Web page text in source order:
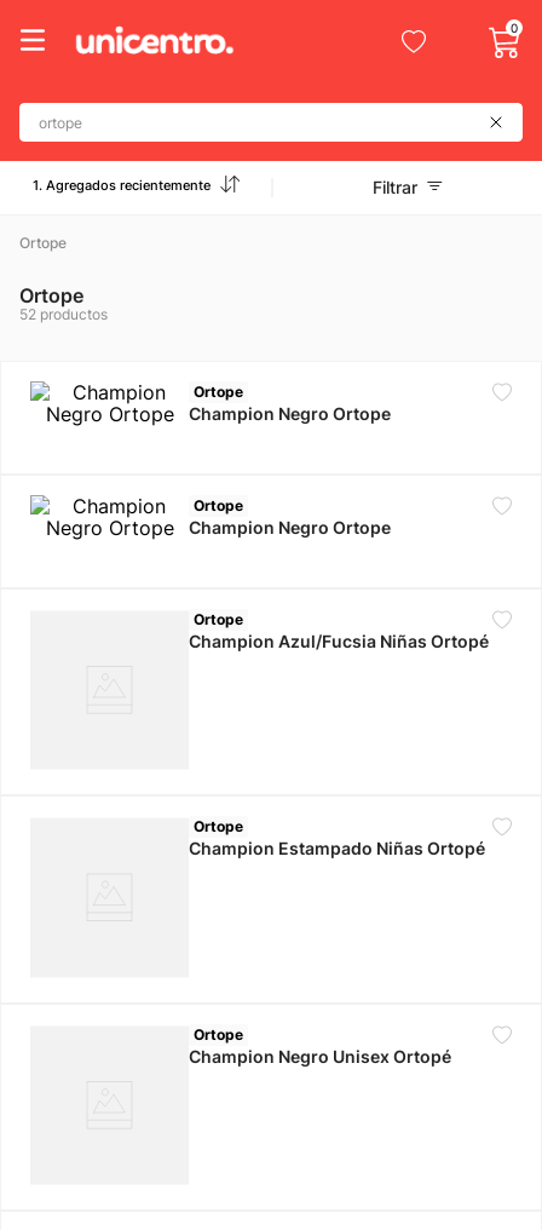
0
Buscá por productos, marcas, colegios y más...
1. Agregados recientemente Filtrar
Ortope
Ortope
52 productos
Ortope
Champion Negro Ortope
Ortope
Champion Negro Ortope
Ortope
Champion Azul/Fucsia Niñas Ortopé
Ortope
Champion Estampado Niñas Ortopé
Ortope
Champion Negro Unisex Ortopé